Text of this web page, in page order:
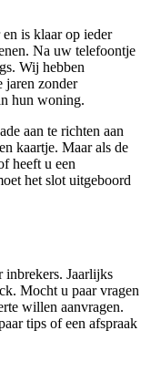
is klaar op ieder
Na uw telefoontje
Wij hebben
jaren zonder
hun woning.
aan te richten aan
kaartje. Maar als de
heeft u een
het slot uitgeboord
inbrekers. Jaarlijks
Mocht u paar vragen
willen aanvragen.
tips of een afspraak